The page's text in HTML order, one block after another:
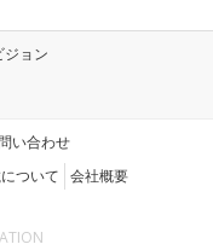
ジョン
い合わせ
ついて 会社概要